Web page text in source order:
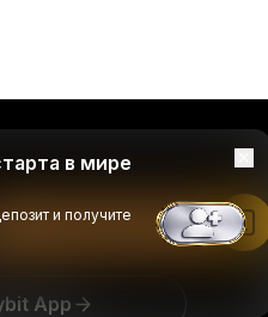
App
в мире
и получите
в приложении Bybit